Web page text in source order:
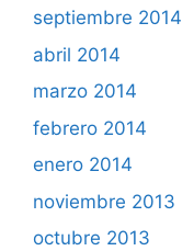
septiembre 2014
abril 2014
marzo 2014
febrero 2014
enero 2014
noviembre 2013
octubre 2013